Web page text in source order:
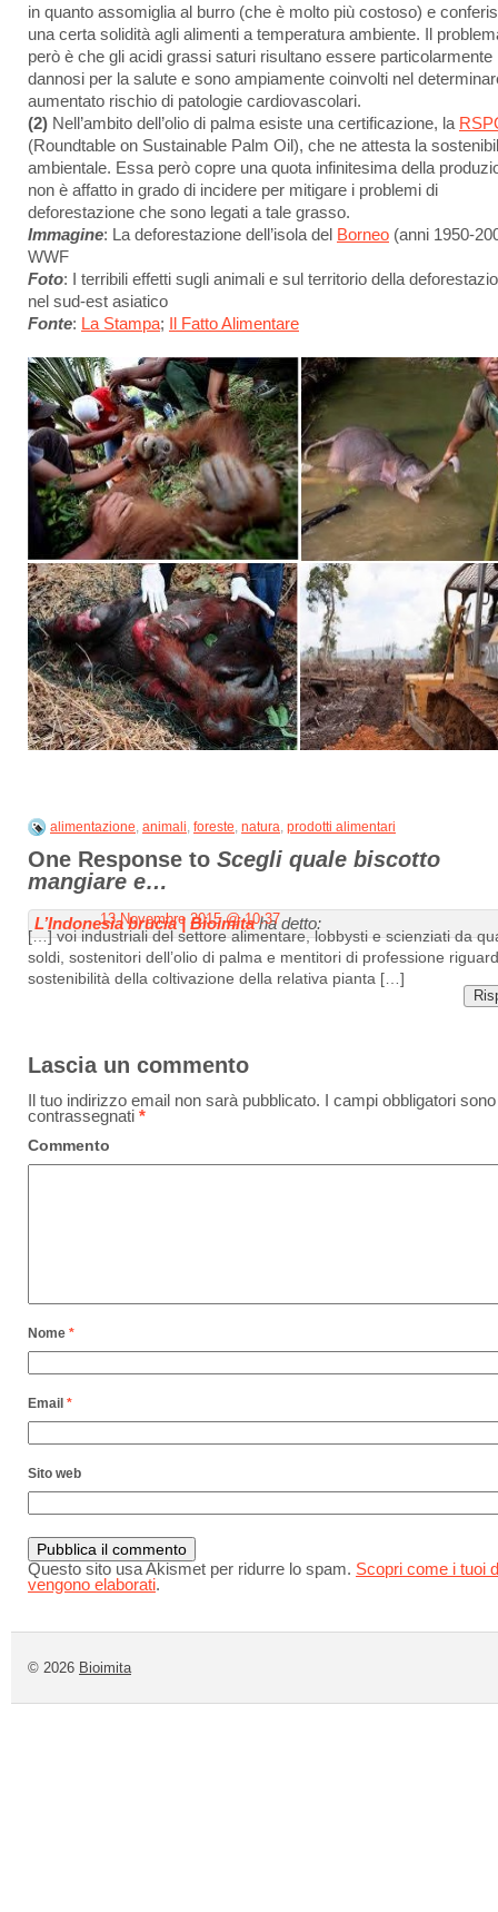
in quanto assomiglia al burro (che è molto più costoso) e
una certa solidità agli alimenti a temperatura ambiente. Il
però è che gli acidi grassi saturi risultano essere particolarmente
dannosi per la salute e sono ampiamente coinvolti nel
aumentato rischio di patologie cardiovascolari.
(2) Nell’ambito dell’olio di palma esiste una certificazione, la
(Roundtable on Sustainable Palm Oil), che ne attesta la
ambientale. Essa però copre una quota infinitesima della
non è affatto in grado di incidere per mitigare i problemi di
deforestazione che sono legati a tale grasso.
Immagine: La deforestazione dell’isola del Borneo (anni 1950-
WWF
Foto: I terribili effetti sugli animali e sul territorio della
nel sud-est asiatico
Fonte: La Stampa; Il Fatto Alimentare
alimentazione, animali, foreste, natura, prodotti alimentari
One Response to Scegli quale biscotto
mangiare e…
L’Indonesia brucia | Bioimita ha detto:
13 Novembre 2015 @ 10:37
[…] voi industriali del settore alimentare, lobbysti e scienziati da
soldi, sostenitori dell’olio di palma e mentitori di professione
sostenibilità della coltivazione della relativa pianta […]
Lascia un commento
Il tuo indirizzo email non sarà pubblicato. I campi obbligatori sono
contrassegnati *
Commento
Nome *
Email *
Sito web
Questo sito usa Akismet per ridurre lo spam. Scopri come i tuoi
vengono elaborati.
© 2026 Bioimita